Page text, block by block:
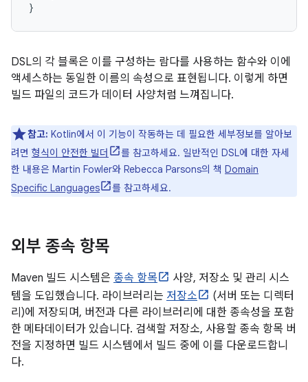
}
DSL의 각 블록은 이를 구성하는 람다를 사용하는 함수와 이에
액세스하는 동일한 이름의 속성으로 표현됩니다. 이렇게 하면
빌드 파일의 코드가 데이터 사양처럼 느껴집니다.
참고: Kotlin에서 이 기능이 작동하는 데 필요한 세부정보를 알아보
려면 형식이 안전한 빌더
를 참고하세요. 일반적인 DSL에 대한 자세
한 내용은 Martin Fowler와 Rebecca Parsons의 책 Domain
Specific Languages
를 참고하세요.
외부 종속 항목
Maven 빌드 시스템은 종속 항목
사양, 저장소 및 관리 시스
템을 도입했습니다. 라이브러리는 저장소
(서버 또는 디렉터
리)에 저장되며, 버전과 다른 라이브러리에 대한 종속성을 포함
한 메타데이터가 있습니다. 검색할 저장소, 사용할 종속 항목 버
전을 지정하면 빌드 시스템에서 빌드 중에 이를 다운로드합니
다.